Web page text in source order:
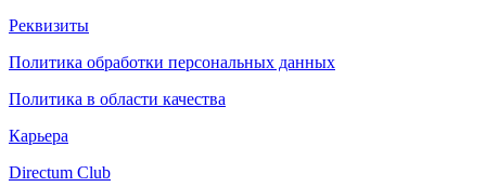
Реквизиты
Политика обработки персональных данных
Политика в области качества
Карьера
Directum Club